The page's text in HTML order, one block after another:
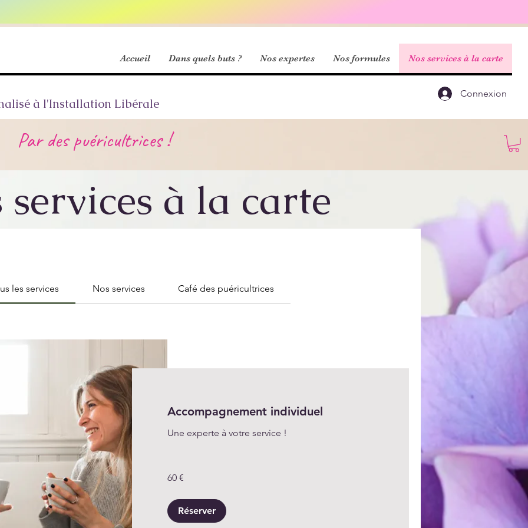
Accueil Dans quels buts ? Nos expertes Nos formules Nos services à la carte
Connexion
à l'Installation Libérale
Par des puéricultrices !
services à la carte
les services Nos services Café des puéricultrices
Accompagnement individuel
Une experte à votre service !
euros
60 €
Réserver